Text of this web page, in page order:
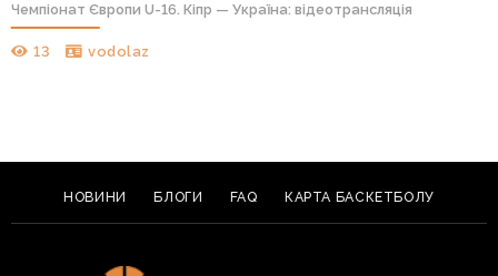
Чемпіонат Європи U-16. Кіпр — Україна: відеотрансляція
13 vodolaz
НОВИНИ БЛОГИ FAQ КАРТА БАСКЕТБОЛУ